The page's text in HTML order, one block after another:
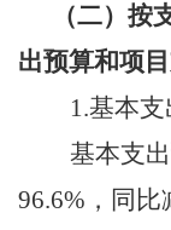
（二） 按
出预算和项
1.基本
基本支
96.6%，同比